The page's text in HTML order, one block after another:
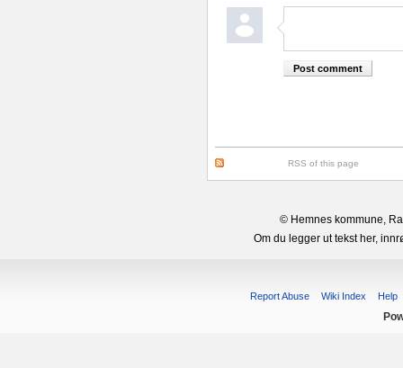
RSS of this page
© Hemnes kommune,
Om du legger ut tekst her,
Report Abuse Wiki Index Help